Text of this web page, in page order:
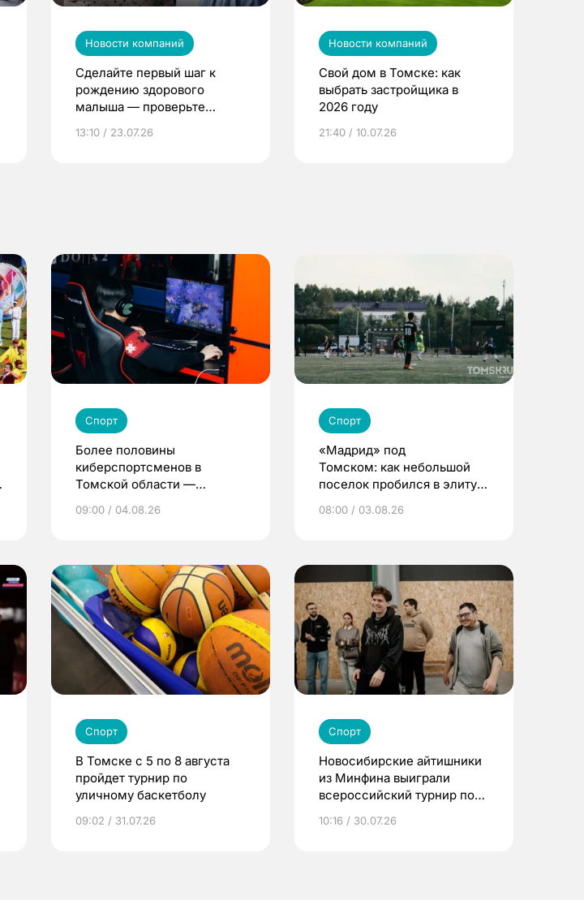
Новости компаний
Сделайте первый шаг к
рождению здорового
малыша — проверьте
по ОМС!
13:10 / 23.07.26
Новости компаний
Свой дом в Томске: как
выбрать застройщика в
2026 году
21:40 / 10.07.26
Спорт
Более половины
киберспортсменов в
Томской области —
09:00 / 04.08.26
Спорт
«Мадрид» под
Томском: как небольшой
поселок пробился в элиту
08:00 / 03.08.26
Спорт
В Томске с 5 по 8 августа
пройдет турнир по
уличному баскетболу
09:02 / 31.07.26
Спорт
Новосибирские айтишники
из Минфина выиграли
всероссийский турнир по
10:16 / 30.07.26